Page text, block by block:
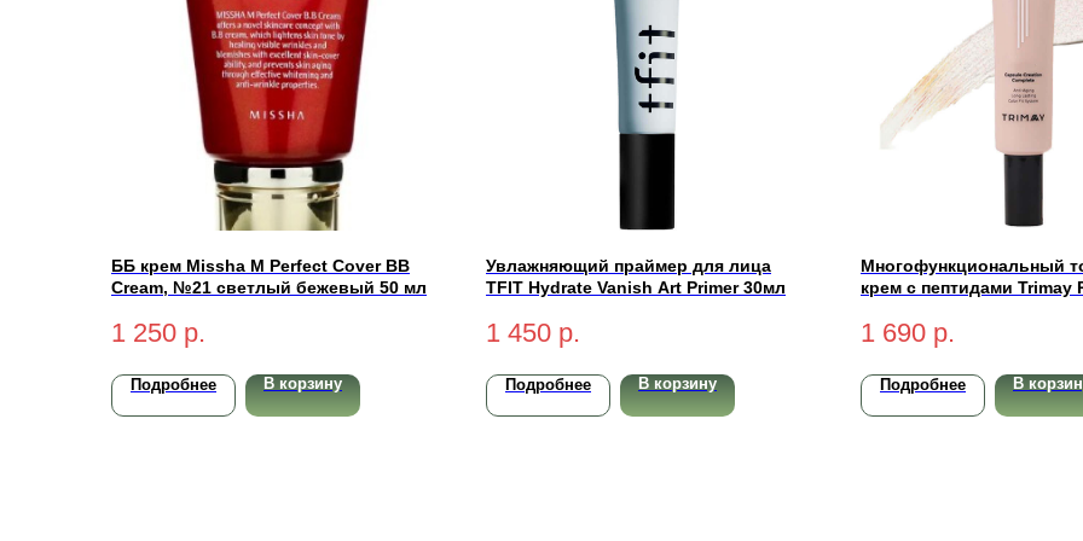
ББ крем Missha M Perfect Cover BB
Cream, №21 светлый бежевый 50 мл
1 250 р.
Подробнее В корзину
Увлажняющий праймер для лица
TFIT Hydrate Vanish Art Primer 30мл
1 450 р.
Подробнее В корзину
Многофункциональный
крем с пептидами Trimay
Light 30мл
1 690 р.
Подробнее В